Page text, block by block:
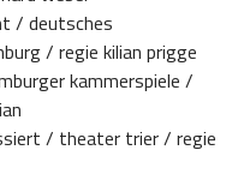
/ deutsches
/ regie kilian prigge
kammerspiele /
/ theater trier / regie